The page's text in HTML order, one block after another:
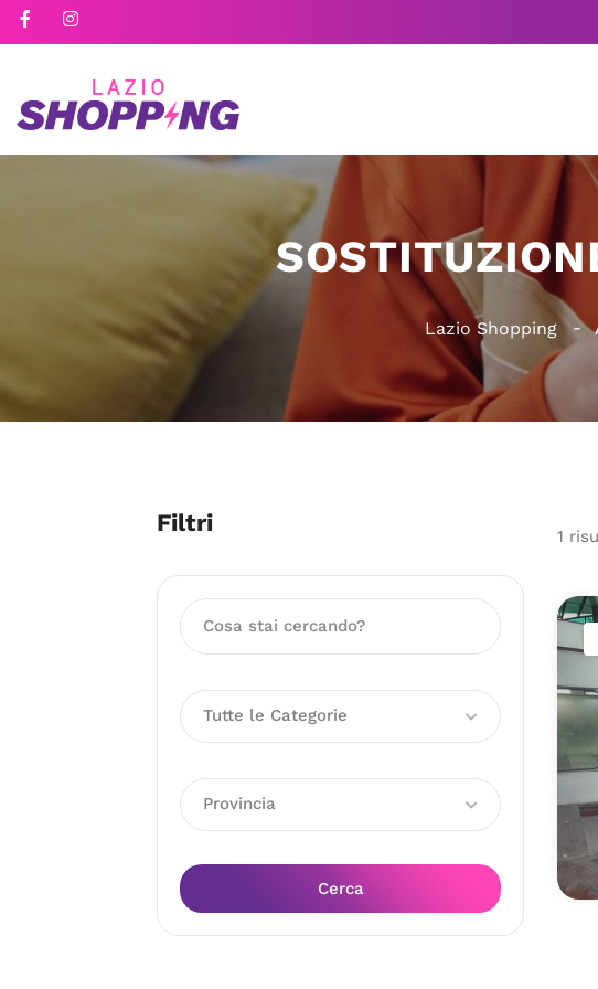
Lazio Shopping
Filtri
Tutte le Categorie
Provincia
Cerca
1